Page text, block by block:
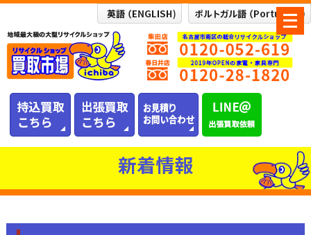
メ
ニ
ュ
ー
新着情報